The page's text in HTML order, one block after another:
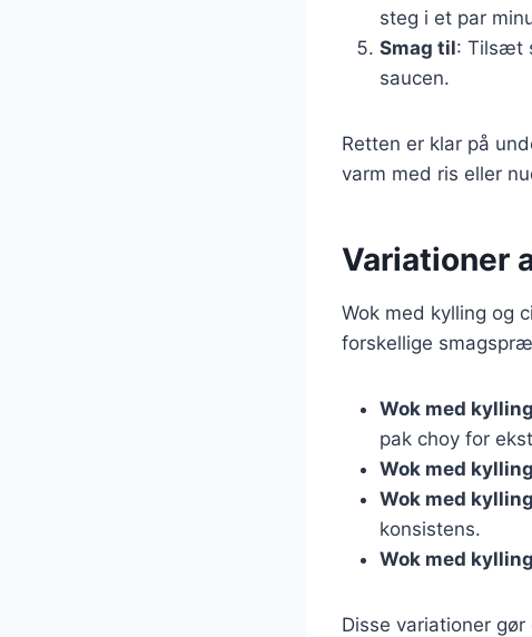
steg i et par
Smag til: Tilsæt
saucen.
Retten er klar på
varm med ris eller
Variationer
Wok med kylling og
forskellige
Wok med
pak choy for
Wok med
Wok med
konsistens.
Wok med
Disse variationer